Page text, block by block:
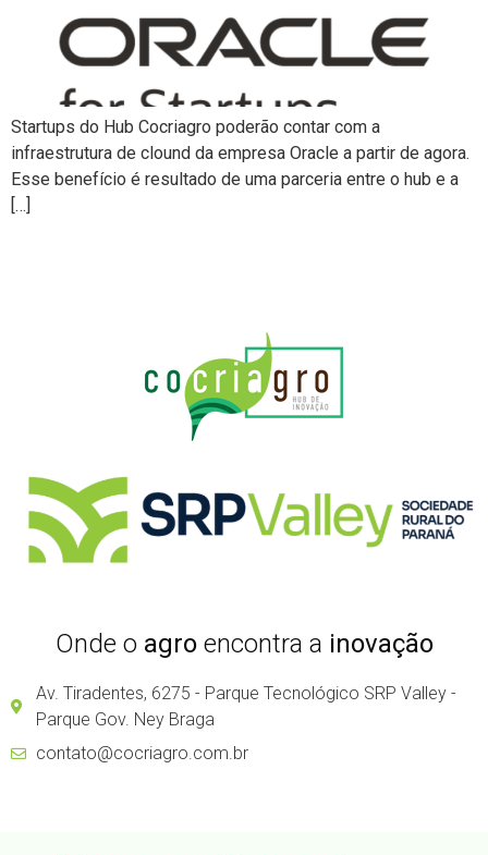
Startups do Hub Cocriagro poderão contar com a
infraestrutura de clound da empresa Oracle a partir de agora.
Esse benefício é resultado de uma parceria entre o hub e a
[…]
Onde o agroencontra a inovação
Av. Tiradentes, 6275 - Parque Tecnológico SRP Valley -
Parque Gov. Ney Braga
contato@cocriagro.com.br